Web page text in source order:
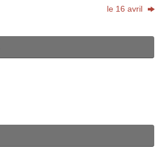
le 16 avril